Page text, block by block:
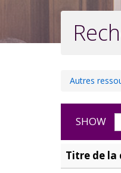
Autres
SHOW
Titre de la